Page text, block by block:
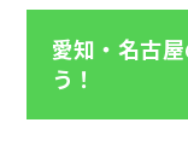
愛知・名古
う！